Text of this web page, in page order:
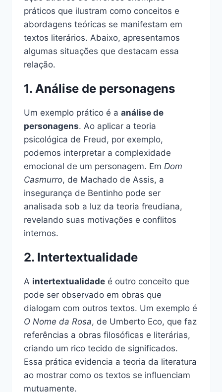
práticos que ilustram como conceitos e
abordagens teóricas se manifestam em
textos literários. Abaixo, apresentamos
algumas situações que destacam essa
relação.
1. Análise de personagens
Um exemplo prático é a análise de
personagens. Ao aplicar a teoria
psicológica de Freud, por exemplo,
podemos interpretar a complexidade
emocional de um personagem. Em Dom
Casmurro, de Machado de Assis, a
insegurança de Bentinho pode ser
analisada sob a luz da teoria freudiana,
revelando suas motivações e conflitos
internos.
2. Intertextualidade
A intertextualidade é outro conceito que
pode ser observado em obras que
dialogam com outros textos. Um exemplo é
O Nome da Rosa, de Umberto Eco, que faz
referências a obras filosóficas e literárias,
criando um rico tecido de significados.
Essa prática evidencia a teoria da literatura
ao mostrar como os textos se influenciam
mutuamente.